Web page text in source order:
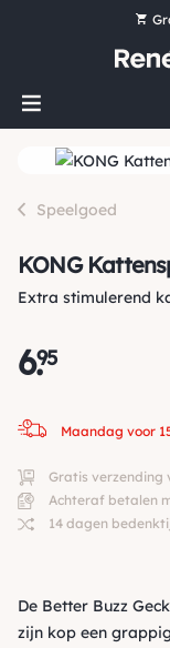
Speelgoed
KONG
Extra stimulerend
6.
95
Maandag voor
Gratis verzending
Achteraf betalen
14 dagen
De Better Buzz
zijn kop een